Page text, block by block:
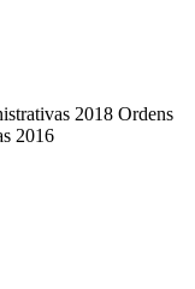
2018 Ordens
2016